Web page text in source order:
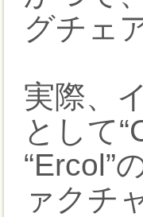
グチェ
実際、
として
“Ercol”
ァクチ